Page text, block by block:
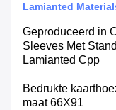
Lamianted
Geproduceerd in
Sleeves Met
Lamianted Cpp
Bedrukte
maat 66X91